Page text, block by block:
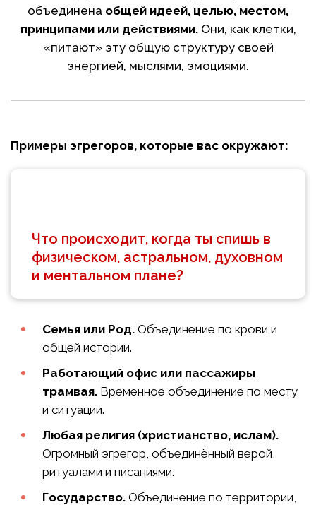
объединена общей идеей, целью, местом,
принципами или действиями.Они, как клетки,
«питают» эту общую структуру своей
энергией, мыслями, эмоциями.
Примеры эгрегоров, которые вас окружают:
Что происходит, когда ты спишь в
физическом, астральном, духовном
и ментальном плане?
Семья или Род. Объединение по крови и
общей истории.
Работающий офис или пассажиры
трамвая. Временное объединение по месту
и ситуации.
Любая религия (христианство, ислам).
Огромный эгрегор, объединённый верой,
ритуалами и писаниями.
Государство. Объединение по территории,